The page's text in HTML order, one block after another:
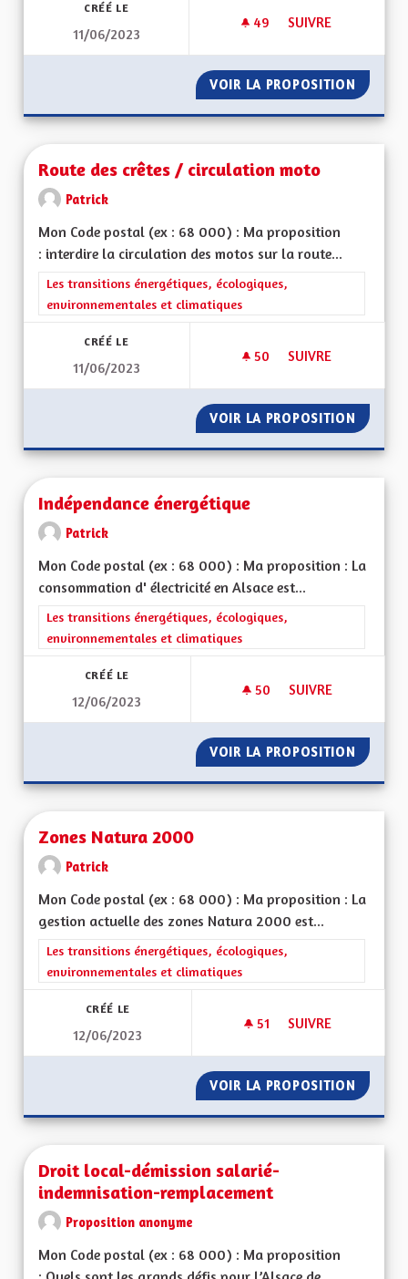
CRÉÉ LE
11/06/2023
49 49 ABONNÉS
SUIVRE
VOIR LA PROPOSITION
Route des crêtes / circulation moto
Patrick
Mon Code postal (ex : 68 000) : Ma proposition
: interdire la circulation des motos sur la route...
Filtrer les résultats de la catégorie : Les transitions
Les transitions énergétiques, écologiques,
environnementales et climatiques
CRÉÉ LE
11/06/2023
50 50 ABONNÉS
SUIVRE
VOIR LA PROPOSITION
Indépendance énergétique
Patrick
Mon Code postal (ex : 68 000) : Ma proposition : La
consommation d' électricité en Alsace est...
Filtrer les résultats de la catégorie : Les transitions
Les transitions énergétiques, écologiques,
environnementales et climatiques
CRÉÉ LE
12/06/2023
50 50 ABONNÉS
SUIVRE
VOIR LA PROPOSITION
Zones Natura 2000
Patrick
Mon Code postal (ex : 68 000) : Ma proposition : La
gestion actuelle des zones Natura 2000 est...
Filtrer les résultats de la catégorie : Les transitions
Les transitions énergétiques, écologiques,
environnementales et climatiques
CRÉÉ LE
12/06/2023
51 51 ABONNÉS
SUIVRE
VOIR LA PROPOSITION
Droit local-démission salarié-
indemnisation-remplacement
Proposition anonyme
Mon Code postal (ex : 68 000) : Ma proposition